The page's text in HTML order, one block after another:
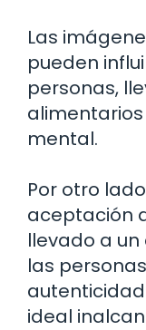
Las
pueden
personas,
mental.
Por otro
aceptación
llevado a
las
ideal